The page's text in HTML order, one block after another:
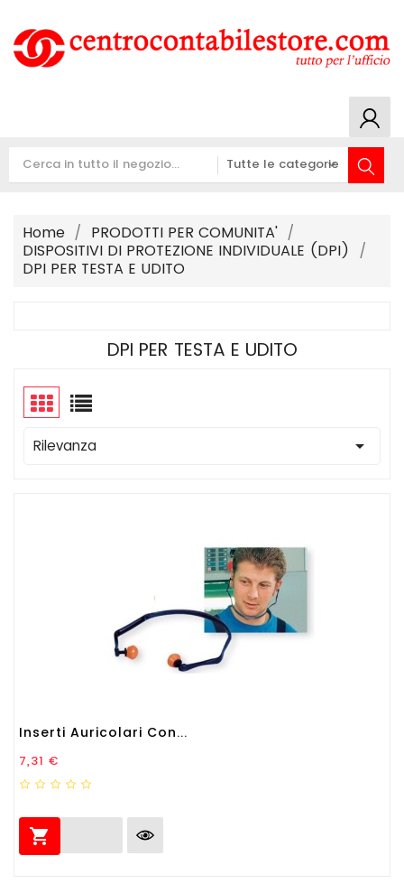
Home
PRODOTTI PER COMUNITA'
DISPOSITIVI DI PROTEZIONE INDIVIDUALE (DPI)
DPI PER TESTA E UDITO
DPI PER TESTA E UDITO
Rilevanza 
Inserti Auricolari Con...
Prezzo
7,31 €
